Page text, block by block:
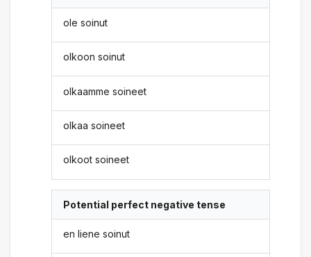
ole soinut
olkoon soinut
olkaamme soineet
olkaa soineet
olkoot soineet
Potential perfect negative tense
en liene soinut